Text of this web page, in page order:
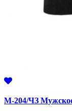
М-204/ЧЗ Мужское